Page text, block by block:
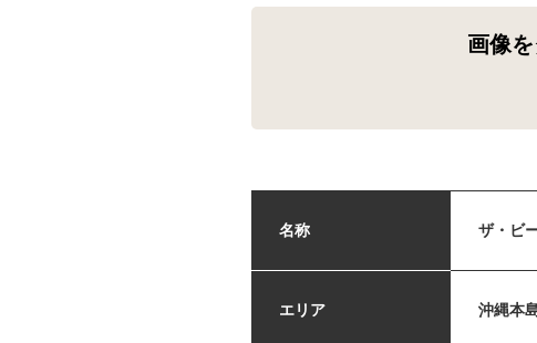
画像
名称 ザ・ビ
エリア 沖縄本